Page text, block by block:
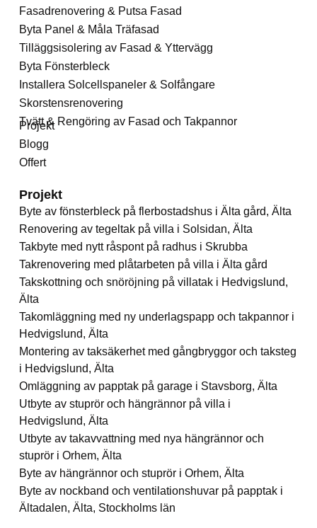
Fasadrenovering & Putsa Fasad
Byta Panel & Måla Träfasad
Tilläggsisolering av Fasad & Yttervägg
Byta Fönsterbleck
Installera Solcellspaneler & Solfångare
Skorstensrenovering
Tvätt & Rengöring av Fasad och Takpannor
Projekt
Blogg
Offert
Projekt
Byte av fönsterbleck på flerbostadshus i Älta gård, Älta
Renovering av tegeltak på villa i Solsidan, Älta
Takbyte med nytt råspont på radhus i Skrubba
Takrenovering med plåtarbeten på villa i Älta gård
Takskottning och snöröjning på villatak i Hedvigslund,
Älta
Takomläggning med ny underlagspapp och takpannor i
Hedvigslund, Älta
Montering av taksäkerhet med gångbryggor och taksteg
i Hedvigslund, Älta
Omläggning av papptak på garage i Stavsborg, Älta
Utbyte av stuprör och hängrännor på villa i
Hedvigslund, Älta
Utbyte av takavvattning med nya hängrännor och
stuprör i Orhem, Älta
Byte av hängrännor och stuprör i Orhem, Älta
Byte av nockband och ventilationshuvar på papptak i
Ältadalen, Älta, Stockholms län